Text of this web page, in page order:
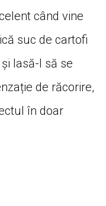
când vine
suc de cartofi
lasă-l să se
de răcorire,
în doar